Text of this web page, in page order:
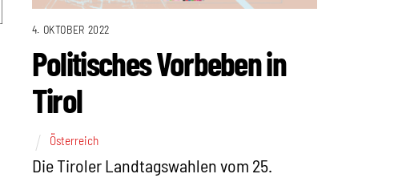
4. OKTOBER 2022
Politisches Vorbeben in
Tirol
Österreich
Die Tiroler Landtagswahlen vom 25.